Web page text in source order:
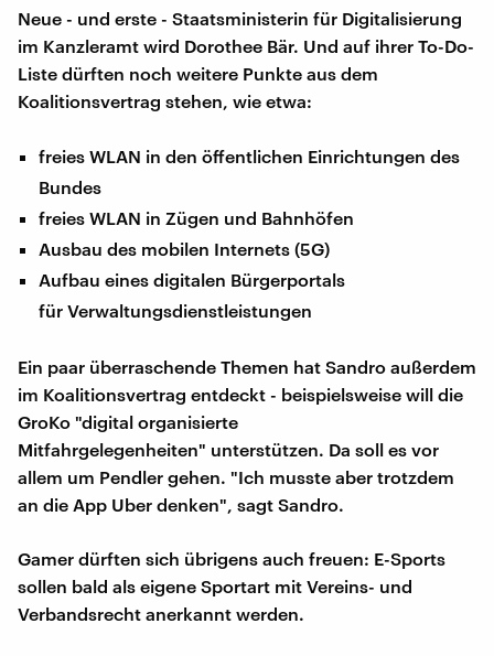
Neue - und erste - Staatsministerin für Digitalisierung
im Kanzleramt wird Dorothee Bär. Und auf ihrer To-Do-
Liste dürften noch weitere Punkte aus dem
Koalitionsvertrag stehen, wie etwa:
freies WLAN in den öffentlichen Einrichtungen des
Bundes
freies WLAN in Zügen und Bahnhöfen
Ausbau des mobilen Internets (5G)
Aufbau eines digitalen Bürgerportals
für Verwaltungsdienstleistungen
Ein paar überraschende Themen hat Sandro außerdem
im Koalitionsvertrag entdeckt - beispielsweise will die
GroKo "digital organisierte
Mitfahrgelegenheiten" unterstützen. Da soll es vor
allem um Pendler gehen. "Ich musste aber trotzdem
an die App Uber denken", sagt Sandro.
Gamer dürften sich übrigens auch freuen: E-Sports
sollen bald als eigene Sportart mit Vereins- und
Verbandsrecht anerkannt werden.